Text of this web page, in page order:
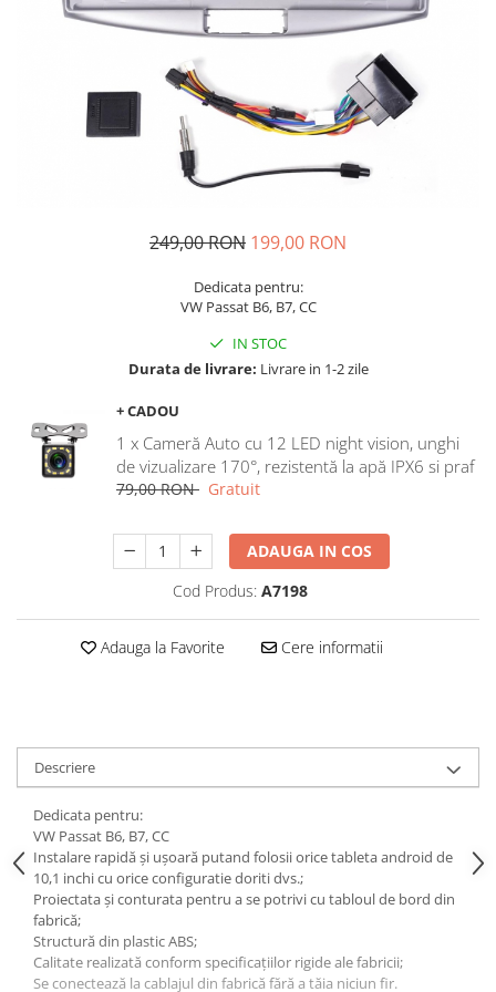
Navigatii Audi
Navigatii Mercedes
Navigatii Fiat
Navigatii Suzuki
Navigatii Renault
Navigatii Mazda
Navigatii Smart
Navigatii Chevrolet
Navigatii Jeep
Navigatii Porsche
Navigatii Land Rover
Navigatii Iveco
Navigatie universala
Playere auto
Navigatii 2 DIN
Navigatii 1 DIN
Navigatie GPS Portabil
Accesorii navigatii
CarPlay&Android Auto
249,00 RON 199,00 RON
Dedicata pentru:
VW Passat B6, B7, CC
IN STOC
Durata de livrare: Livrare in 1-2 zile
+ CADOU
1 x Cameră Auto cu 12 LED night vision, unghi
de vizualizare 170°, rezistentă la apă IPX6 si praf
79,00 RON Gratuit
ADAUGA IN COS
Cod Produs: A7198
Adauga la Favorite Cere informatii
Descriere
Dedicata pentru:
VW Passat B6, B7, CC
Instalare rapidă și ușoară putand folosii orice tableta android de
10,1 inchi cu orice configuratie doriti dvs.;
Proiectata și conturata pentru a se potrivi cu tabloul de bord din
fabrică;
Structură din plastic ABS;
Calitate realizată conform specificațiilor rigide ale fabricii;
Se conectează la cablajul din fabrică fără a tăia niciun fir.